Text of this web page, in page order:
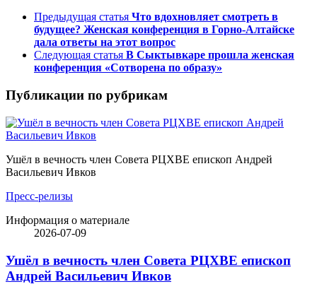
Предыдущая статья Что вдохновляет смотреть в
будущее? Женская конференция в Горно-Алтайске
дала ответы на этот вопрос
Следующая статья В Сыктывкаре прошла женская
конференция «Сотворена по образу»
Публикации по рубрикам
Ушёл в вечность член Совета РЦХВЕ епископ Андрей
Васильевич Ивков
Пресс-релизы
Информация о материале
2026-07-09
Ушёл в вечность член Совета РЦХВЕ епископ
Андрей Васильевич Ивков